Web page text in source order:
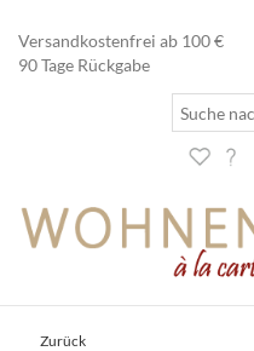
Versandkostenfrei ab 100 €
90 Tage Rückgabe
Zurück